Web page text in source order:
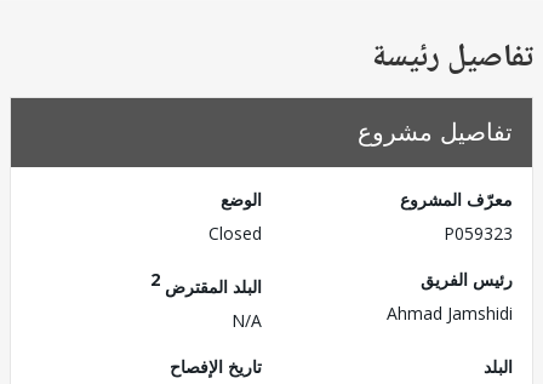
رئيسة
مشروع
المشروع
الفريق
Ahmad
البلد المقترض
تاريخ الإفصاح